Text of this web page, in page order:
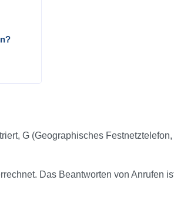
G (Geographisches Festnetztelefon,
Das Beantworten von Anrufen